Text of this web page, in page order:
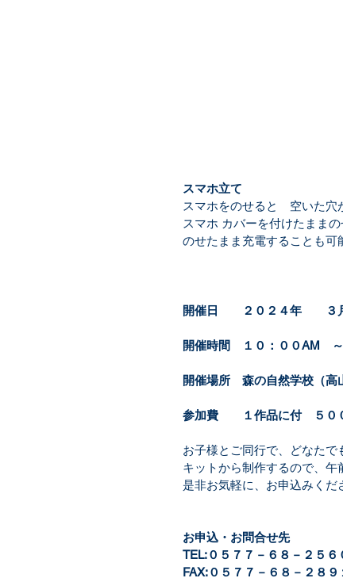
スマホ立て
スマホをのせると　空いた穴
スマホ カバーを付けたままの
のせたまま充電することも可
開催日　　２０２４年　　３
開催時間　１０：００AM　
開催場所　森の自然学校（高
参加費　　１作品に付　５
お子様とご同行で、どなたで
キットから制作するので、午
是非お気軽に、お申込みくだ
お申込・お問合せ先
TEL:０５７７－６８－２５６
FAX:０５７７－６８－２８９